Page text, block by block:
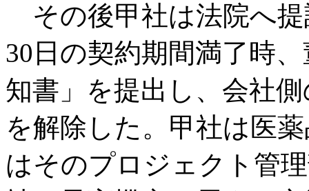
その後甲社は法院へ
30日の契約期間満了時
知書」を提出し、会社
を解除した。甲社は医
はそのプロジェクト管